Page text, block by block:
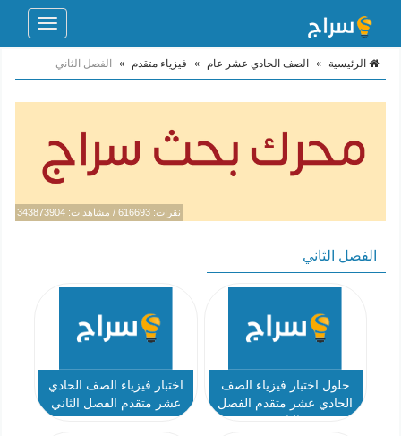
Toggle
الرئيسية » الصف الحادي عشر عام » فيزياء متقدم » الفصل الثاني
نقرات: 616693 / مشاهدات: 343873904
الفصل الثاني
حلول اختبار فيزياء الصف
الحادي عشر متقدم الفصل
اختبار فيزياء الصف الحادي
عشر متقدم الفصل الثاني